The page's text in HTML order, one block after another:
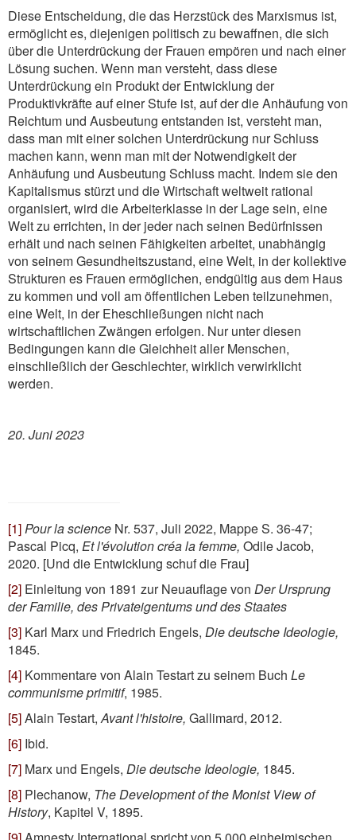
Diese Entscheidung, die das Herzstück des Marxismus ist,
ermöglicht es, diejenigen politisch zu bewaffnen, die sich
über die Unterdrückung der Frauen empören und nach einer
Lösung suchen. Wenn man versteht, dass diese
Unterdrückung ein Produkt der Entwicklung der
Produktivkräfte auf einer Stufe ist, auf der die Anhäufung von
Reichtum und Ausbeutung entstanden ist, versteht man,
dass man mit einer solchen Unterdrückung nur Schluss
machen kann, wenn man mit der Notwendigkeit der
Anhäufung und Ausbeutung Schluss macht. Indem sie den
Kapitalismus stürzt und die Wirtschaft weltweit rational
organisiert, wird die Arbeiterklasse in der Lage sein, eine
Welt zu errichten, in der jeder nach seinen Bedürfnissen
erhält und nach seinen Fähigkeiten arbeitet, unabhängig
von seinem Gesundheitszustand, eine Welt, in der kollektive
Strukturen es Frauen ermöglichen, endgültig aus dem Haus
zu kommen und voll am öffentlichen Leben teilzunehmen,
eine Welt, in der Eheschließungen nicht nach
wirtschaftlichen Zwängen erfolgen. Nur unter diesen
Bedingungen kann die Gleichheit aller Menschen,
einschließlich der Geschlechter, wirklich verwirklicht
werden.
20. Juni 2023
[1]Pour la science Nr. 537, Juli 2022, Mappe S. 36-47;
Pascal Picq, Et l'évolution créa la femme, Odile Jacob,
2020. [Und die Entwicklung schuf die Frau]
[2] Einleitung von 1891 zur Neuauflage von Der Ursprung
der Familie, des Privateigentums und des Staates
[3] Karl Marx und Friedrich Engels, Die deutsche Ideologie,
1845.
[4] Kommentare von Alain Testart zu seinem Buch Le
communisme primitif, 1985.
[5]Alain Testart,Avant l'histoire, Gallimard, 2012.
[6] Ibid.
[7] Marx und Engels, Die deutsche Ideologie, 1845.
[8] Plechanow, The Development of the Monist View of
History, Kapitel V, 1895.